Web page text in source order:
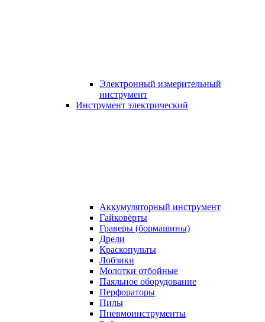
Электронный измерительный
инструмент
Инструмент электрический
Аккумуляторный инструмент
Гайковёрты
Граверы (бормашины)
Дрели
Краскопульты
Лобзики
Молотки отбойные
Паяльное оборудование
Перфораторы
Пилы
Пневмоинструменты